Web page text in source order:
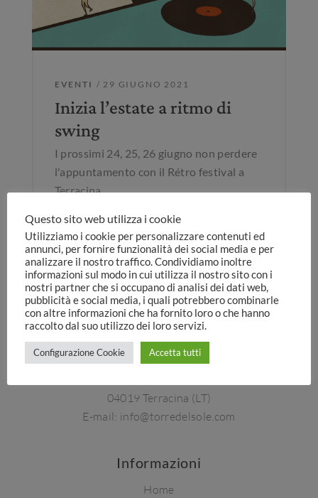
EVENTI / 29 GIUGNO 2021
Inizia l’estate a ritmo di
swing
I prossimi 24, 25, 26 giugno non perdere
l'appuntamento con il Rétro festival a
Terracina.
LEGGI DI PIÙ
Hotel Torre Del Sole ****
Tel:+(39) 0773 764 076
04019 Terracina (LT)
E-mail: info@torredelsole.com
Informazioni
Home
Questo sito web utilizza i cookie
Utilizziamo i cookie per personalizzare contenuti ed
annunci, per fornire funzionalità dei social media e per
analizzare il nostro traffico. Condividiamo inoltre
informazioni sul modo in cui utilizza il nostro sito con i
nostri partner che si occupano di analisi dei dati web,
pubblicità e social media, i quali potrebbero combinarle
con altre informazioni che ha fornito loro o che hanno
raccolto dal suo utilizzo dei loro servizi.
Configurazione Cookie Accetta tutti